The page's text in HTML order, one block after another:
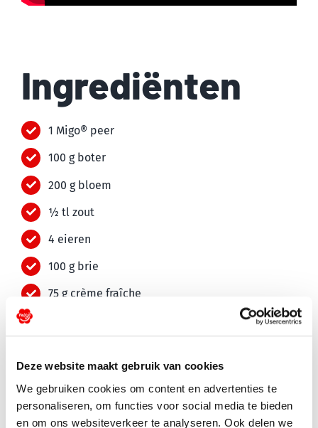
Deze website maakt gebruik van cookies
We gebruiken cookies om content en advertenties te
personaliseren, om functies voor social media te bieden
en om ons websiteverkeer te analyseren. Ook delen we
Ingrediënten
1 Migo® peer
100 g boter
200 g bloem
½ tl zout
4 eieren
100 g brie
75 g crème fraîche
25 g amandelschaafsel